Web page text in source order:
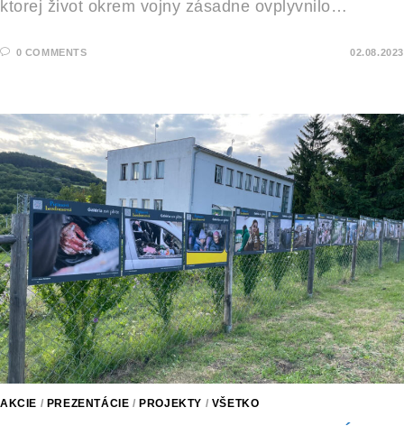
ktorej život okrem vojny zásadne ovplyvnilo…
0 COMMENTS 02.08.2023
AKCIE / PREZENTÁCIE /PROJEKTY / VŠETKO